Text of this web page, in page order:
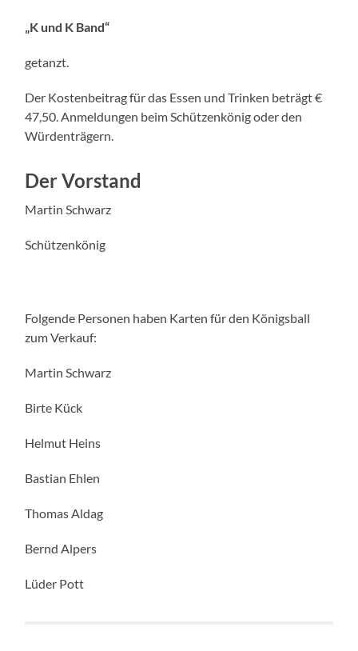
„K und K Band“
getanzt.
Der Kostenbeitrag für das Essen und Trinken beträgt €
47,50. Anmeldungen beim Schützenkönig oder den
Würdenträgern.
Der Vorstand
Martin Schwarz
Schützenkönig
Folgende Personen haben Karten für den Königsball
zum Verkauf:
Martin Schwarz
Birte Kück
Helmut Heins
Bastian Ehlen
Thomas Aldag
Bernd Alpers
Lüder Pott